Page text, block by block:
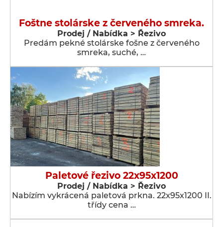
Foštne stolárske z červeného smreka.
Prodej / Nabídka > Řezivo
Predám pekné stolárske fošne z červeného
smreka, suché, …
Paletové řezivo 22x95x1200
Prodej / Nabídka > Řezivo
Nabízím vykrácená paletová prkna. 22x95x1200 II.
třídy cena …